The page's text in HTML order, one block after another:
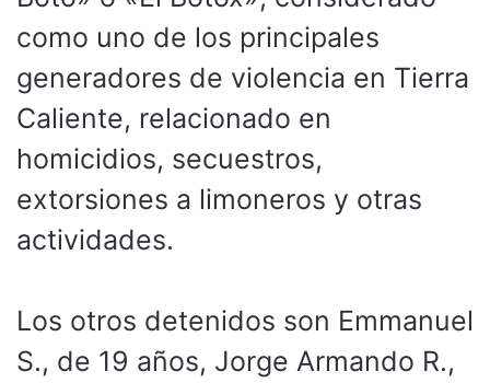
como uno de los principales
generadores de violencia en Tierra
Caliente, relacionado en
homicidios, secuestros,
extorsiones a limoneros y otras
actividades.
Los otros detenidos son Emmanuel
S., de 19 años, Jorge Armando R.,